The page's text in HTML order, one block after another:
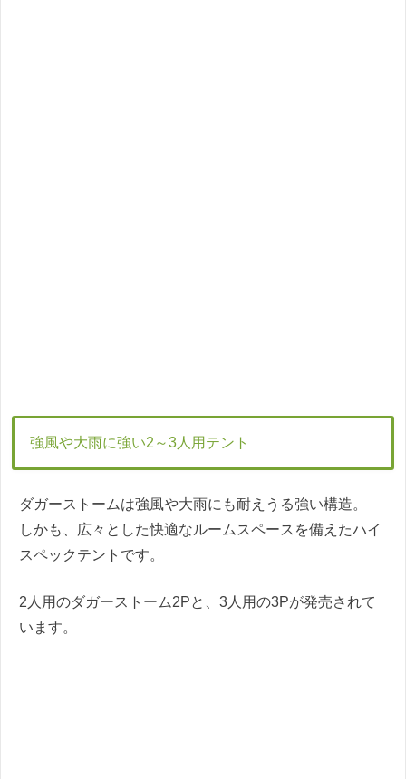
強風や大雨に強い2～3人用テント
ダガーストームは強風や大雨にも耐えうる強い構造。
しかも、広々とした快適なルームスペースを備えたハイ
スペックテントです。
2人用のダガーストーム2Pと、3人用の3Pが発売されて
います。